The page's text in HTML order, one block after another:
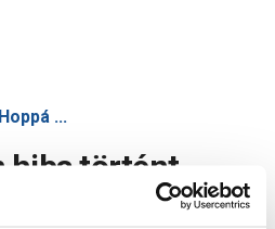
Hoppá ...
hiba történt